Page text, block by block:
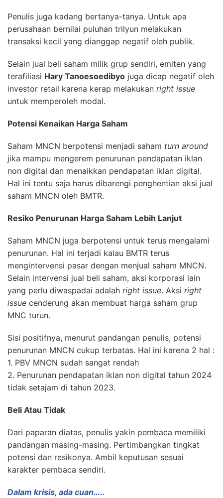
Penulis juga kadang bertanya-tanya. Untuk apa
perusahaan bernilai puluhan trilyun melakukan
transaksi kecil yang dianggap negatif oleh publik.
Selain jual beli saham milik grup sendiri, emiten yang
terafiliasi Hary Tanoesoedibyo juga dicap negatif oleh
investor retail karena kerap melakukan right issue
untuk memperoleh modal.
Potensi Kenaikan Harga Saham
Saham MNCN berpotensi menjadi saham turn around
jika mampu mengerem penurunan pendapatan iklan
non digital dan menaikkan pendapatan iklan digital.
Hal ini tentu saja harus dibarengi penghentian aksi jual
saham MNCN oleh BMTR.
Resiko Penurunan Harga Saham Lebih Lanjut
Saham MNCN juga berpotensi untuk terus mengalami
penurunan. Hal ini terjadi kalau BMTR terus
mengintervensi pasar dengan menjual saham MNCN.
Selain intervensi jual beli saham, aksi korporasi lain
yang perlu diwaspadai adalah right issue. Aksi right
issue cenderung akan membuat harga saham grup
MNC turun.
Sisi positifnya, menurut pandangan penulis, potensi
penurunan MNCN cukup terbatas. Hal ini karena 2 hal :
1. PBV MNCN sudah sangat rendah
2. Penurunan pendapatan iklan non digital tahun 2024
tidak setajam di tahun 2023.
Beli Atau Tidak
Dari paparan diatas, penulis yakin pembaca memiliki
pandangan masing-masing. Pertimbangkan tingkat
potensi dan resikonya. Ambil keputusan sesuai
karakter pembaca sendiri.
Dalam krisis, ada cuan…..